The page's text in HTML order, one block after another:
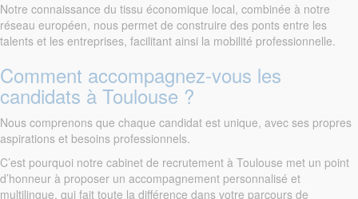
Notre connaissance du tissu économique local, combinée à notre
réseau européen, nous permet de construire des ponts entre les
talents et les entreprises, facilitant ainsi la mobilité professionnelle.
Comment accompagnez-vous les
candidats à Toulouse ?
Nous comprenons que chaque candidat est unique, avec ses propres
aspirations et besoins professionnels.
C’est pourquoi notre cabinet de recrutement à Toulouse met un point
d’honneur à proposer un accompagnement personnalisé et
multilingue, qui fait toute la différence dans votre parcours de